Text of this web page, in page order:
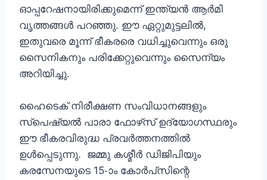
ഓപ്പറേഷനായിരിക്കുമെന്ന് ഇന്ത്യൻ ആർമി
വൃത്തങ്ങൾ പറഞ്ഞു. ഈ ഏറ്റുമുട്ടലിൽ,
ഇതുവരെ മൂന്ന് ഭീകരരെ വധിച്ചുവെന്നും ഒരു
സൈനികനും പരിക്കേറ്റുവെന്നും സൈന്യം
അറിയിച്ചു.
ഹൈടെക് നിരീക്ഷണ സംവിധാനങ്ങളും
സ്പെഷ്യൽ പാരാ ഫോഴ്‌സ് ഉദ്യോഗസ്ഥരും
ഈ ഭീകരവിരുദ്ധ പ്രവർത്തനത്തിൽ
ഉൾപ്പെടുന്നു. ജമ്മു കശ്മീർ ഡിജിപിയും
കരസേനയുടെ 15-ാം കോർപ്‌സിന്റെ